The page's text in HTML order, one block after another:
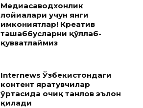
Медиасаводхонлик
лойиҳалари учун янги
имкониятлар! Креатив
ташаббусларни қўллаб-
қувватлаймиз
Internews Ўзбекистондаги
контент яратувчилар
ўртасида очиқ танлов эълон
қилади